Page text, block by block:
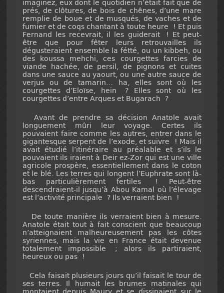
imaginez, eux dont le quotidien n’était fait que de
prés, de clôtures, de bois de chênes, d’une mare
remplie de boue et de musqués, de vaches et de
fumier et de coqs chantant à toute heure ! Et puis
Fernand les recevrait, il les guiderait ! Et peut-
être que pour fêter leurs retrouvailles ils
dégusteraient ensemble la fétté, ou un kibbeh, ou
des koussa mehchi, ces courgettes farcies de
viande hachée, de persil, de pignons et cuites
dans une sauce au yaourt, ou une autre sauce de
verjus ou de tamarin… ha, elles sont où les
courgettes d’Eloïse, hein ? Elles sont où les
courgettes d’entre Arques et Bugarach ?
Avant de prendre sa décision Anatole avait
longuement mûri leur voyage. Certes ils
pouvaient faire comme les autres, entrer dans le
gigantesque serpent de l’exode, et suivre ! Mais il
avait étudié l’itinéraire au préalable et s’ils le
pouvaient ils iraient à Deir ez-Zor qui est une ville
agricole prospère, essentiellement dans le coton
et le blé. Les terres qui longent l’Euphrate sont là-
bas particulièrement fertiles ! Peut-être
descendraient-il jusqu’à Abou Kamal où l’élevage
est l’activité principale ? Ils verraient bien !
De toute manière ils verraient bien à mesure.
Anatole était tout à fait conscient que beaucoup
n’atteignaient malheureusement pas les côtes
syriennes, mais la vie en France était devenue
totalement impossible ; alors ils partiraient,
heureux ou pas !
Cela faisait plusieurs jours qu’il faisait le tour de
ses terres. Il humait les brumes matinales qui
montaient depuis Maury et se dissipaient sur le